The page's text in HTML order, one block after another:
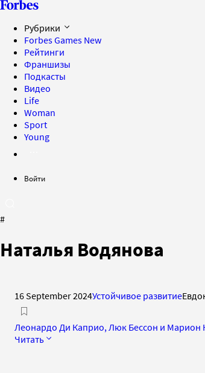
Рубрики
Forbes Games New
Рейтинги
Франшизы
Подкасты
Видео
Life
Woman
Sport
Young
Войти
#
Наталья Водянова
16 September 2024Устойчивое развитие
Леонардо Ди Каприо, Люк Бессон и Марион
Читать